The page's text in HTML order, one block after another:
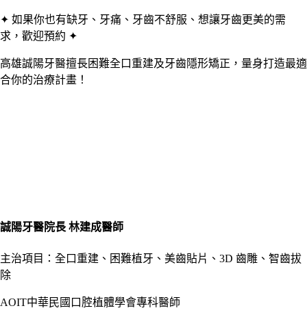
✦ 如果你也有缺牙、牙痛、牙齒不舒服、想讓牙齒更美的需
求，歡迎預約 ✦
高雄誠陽牙醫擅長困難全口重建及牙齒隱形矯正，量身打造最適
合你的治療計畫！
誠陽牙醫院長 林建成醫師
主治項目：全口重建、困難植牙、美齒貼片、3D 齒雕、智齒拔
除
AOIT中華民國口腔植體學會專科醫師